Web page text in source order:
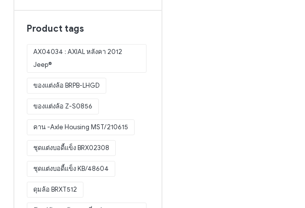
Product tags
AX04034 : AXIAL หลังคา 2012
Jeep®
ของแต่งล้อ BRPB-LHGD
ของแต่งล้อ Z-S0856
คาน -Axle Housing MST/210615
ชุดแต่งบอดี้แข็ง BRX02308
ชุดแต่งบอดี้แข็ง KB/48604
ดุมล้อ BRXT512